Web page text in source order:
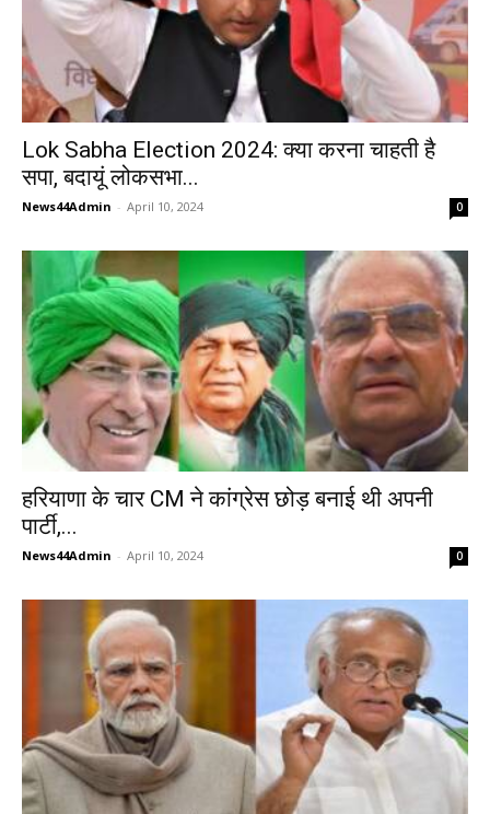
Lok Sabha Election 2024: क्या करना चाहती है
सपा, बदायूं लोकसभा...
News44Admin - April 10, 2024 0
हरियाणा के चार CM ने कांग्रेस छोड़ बनाई थी अपनी
पार्टी,...
News44Admin - April 10, 2024 0